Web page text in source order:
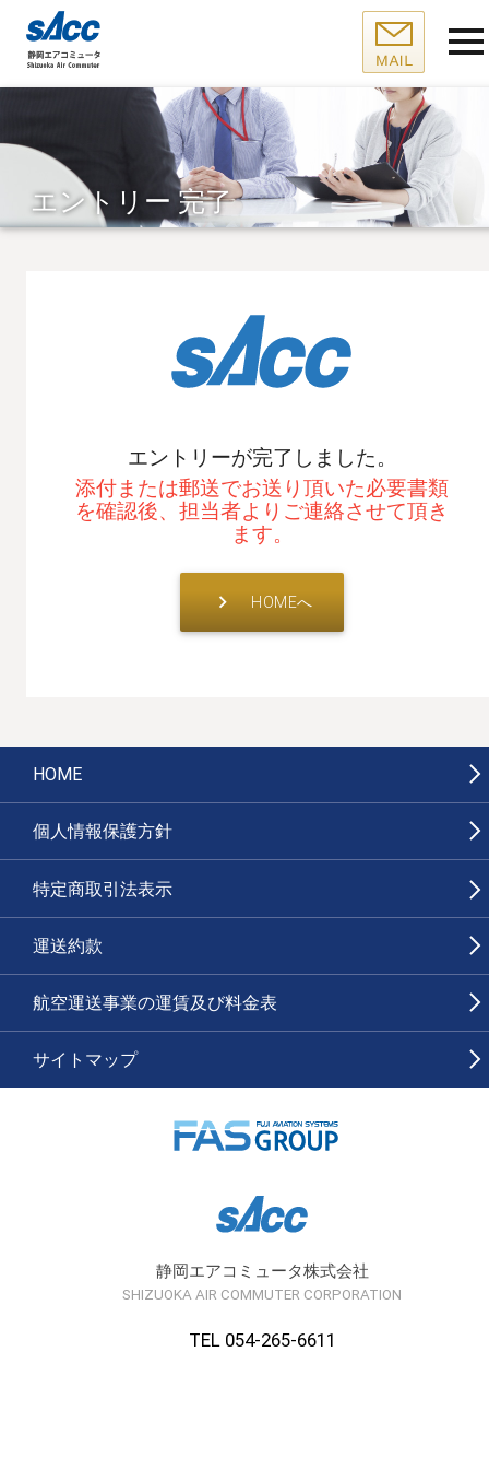
エントリー 完了
エントリーが完了しました。
添付または郵送でお送り頂いた必要書類
を確認後、担当者よりご連絡させて頂き
ます。
keyboard_arrow_right HOMEへ
HOME
個人情報保護方針
特定商取引法表示
運送約款
航空運送事業の運賃及び料金表
サイトマップ
静岡エアコミュータ株式会社
SHIZUOKA AIR COMMUTER CORPORATION
TEL 054-265-6611